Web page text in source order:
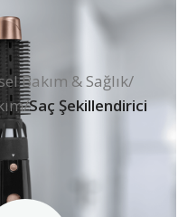
Bakım & Sağlık/
/Saç Şekillendirici